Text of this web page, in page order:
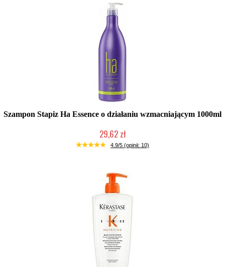
Szampon Stapiz Ha Essence o działaniu wzmacniającym 1000ml
29,62 zł
Mała ilość (wysyłka w 24h)
4.9/5 (opinii: 10)